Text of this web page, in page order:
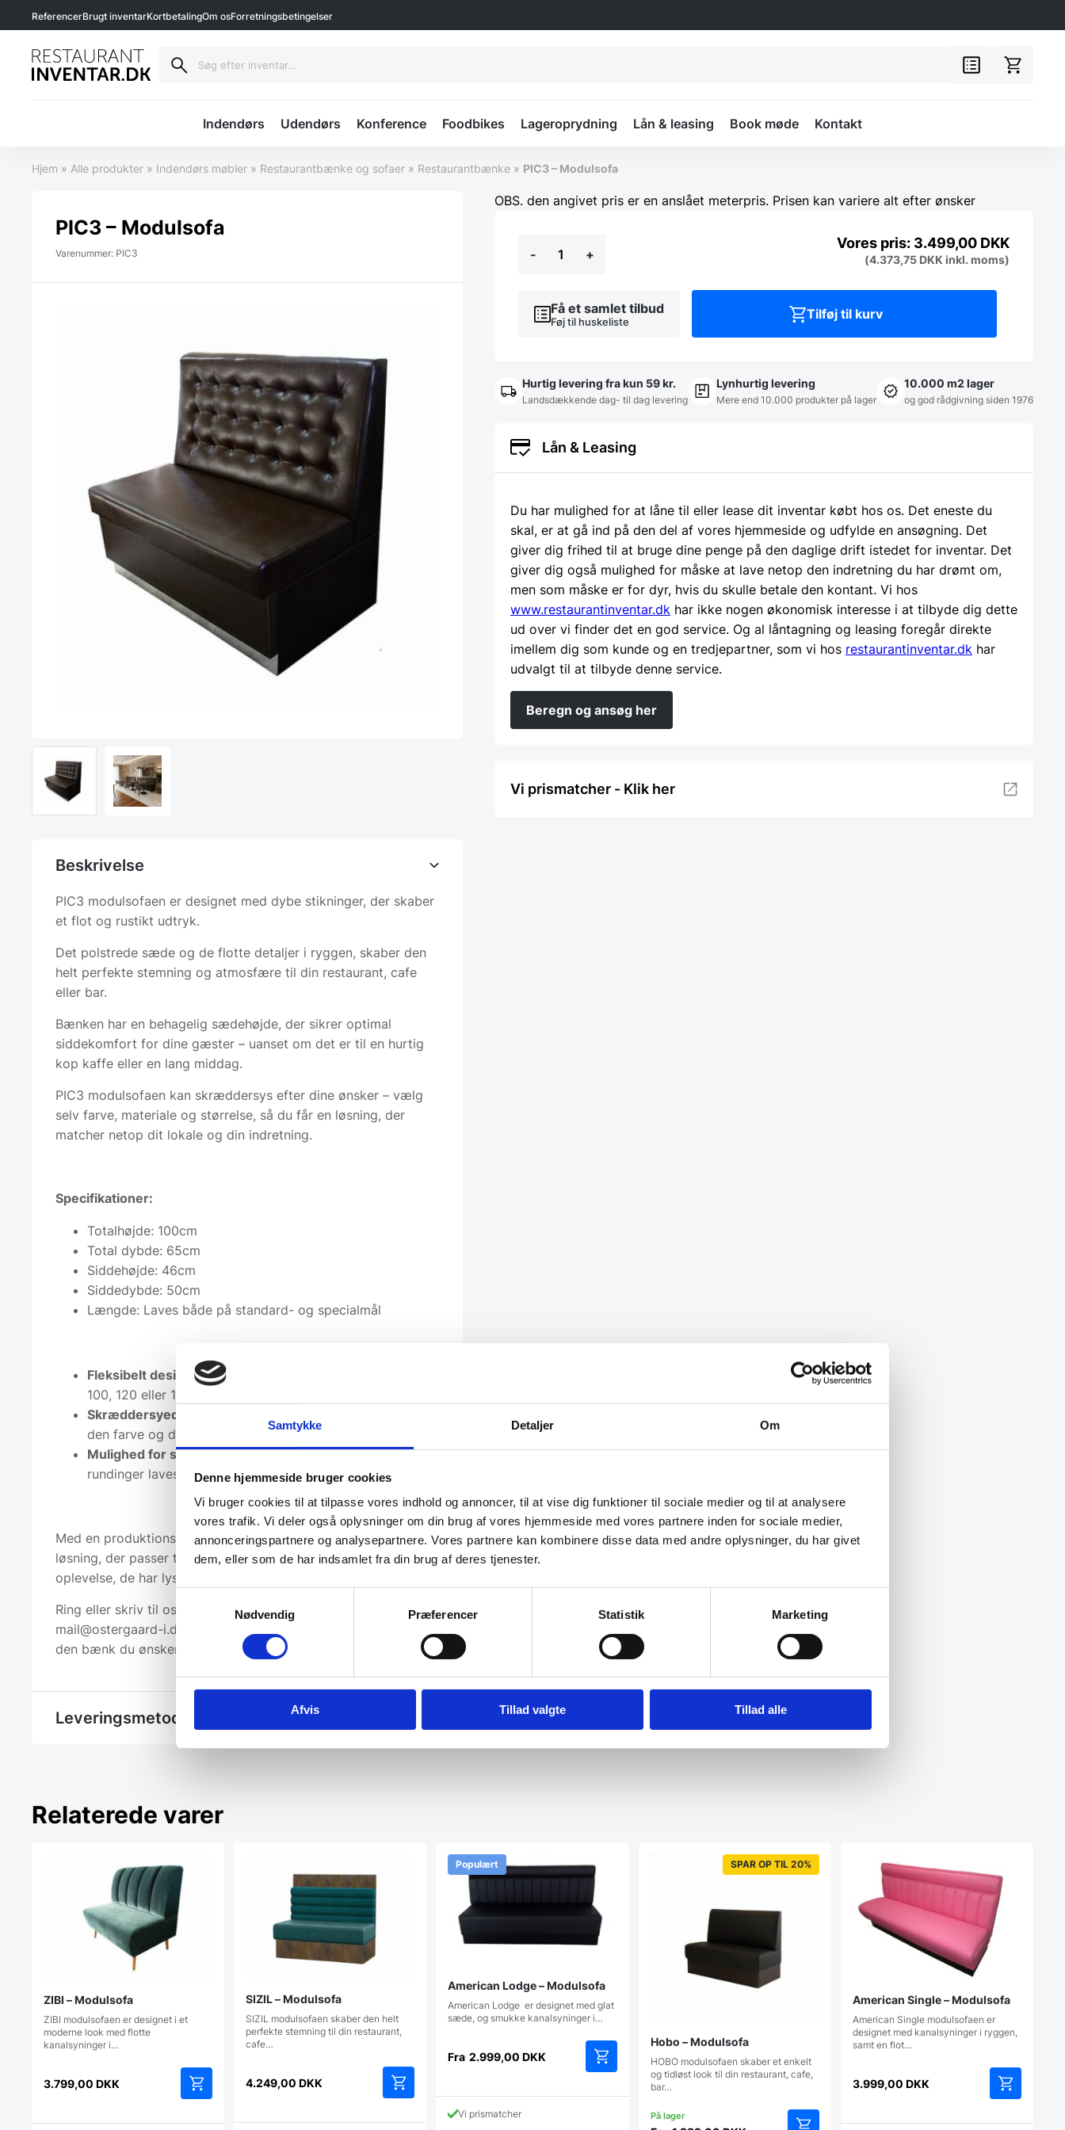
Samtykke Detaljer Om
Denne hjemmeside bruger cookies
Vi bruger cookies til at tilpasse vores indhold og annoncer, til at vise dig funktioner til sociale medier og til at analysere
vores trafik. Vi deler også oplysninger om din brug af vores hjemmeside med vores partnere inden for sociale medier,
annonceringspartnere og analysepartnere. Vores partnere kan kombinere disse data med andre oplysninger, du har givet
dem, eller som de har indsamlet fra din brug af deres tjenester.
Nødvendig
Præferencer Statistik Marketing
Afvis Tillad valgte Tillad alle
ReferencerBrugt inventarKortbetalingOm osForretningsbetingelser
Indendørs Udendørs Konference Foodbikes Lageroprydning Lån & leasing Book møde Kontakt
Hjem » Alle produkter » Indendørs møbler » Restaurantbænke og sofaer » Restaurantbænke » PIC3 – Modulsofa
PIC3 – Modulsofa
Varenummer: PIC3
Beskrivelse
PIC3 modulsofaen er designet med dybe stikninger, der skaber
et flot og rustikt udtryk.
Det polstrede sæde og de flotte detaljer i ryggen, skaber den
helt perfekte stemning og atmosfære til din restaurant, cafe
eller bar.
Bænken har en behagelig sædehøjde, der sikrer optimal
siddekomfort for dine gæster – uanset om det er til en hurtig
kop kaffe eller en lang middag.
PIC3 modulsofaen kan skræddersys efter dine ønsker – vælg
selv farve, materiale og størrelse, så du får en løsning, der
matcher netop dit lokale og din indretning.
Specifikationer:
Totalhøjde: 100cm
Total dybde: 65cm
Siddehøjde: 46cm
Siddedybde: 50cm
Længde: Laves både på standard- og specialmål
Fleksibelt design
– vælg mellem standardlængder på 80,
100, 120 eller 180 cm. eller specialmål efter ønske.
Skræddersyede løsninger
den farve og de mål du ønsker.
Mulighed for specialmoduler– hjørner, vinkler og
rundinger laves efter ønsker.
Med en produktionstid på ca. 4-6 uger leverer vi præcis den
løsning, der passer til dit koncept – og giver dine gæster en
oplevelse, de har lyst til at vende tilbage til.
Ring eller skriv til os på tlf.97153111 eller mail:
mail@ostergaard-i.dk, så giver vi dig et tilbud på lige nøjagtig
den bænk du ønsker dig.
Leveringsmetode
OBS. den angivet pris er en anslået meterpris. Prisen kan variere alt efter ønsker
- +
3.499,00 DKK
(4.373,75 DKK inkl. moms)
Få et samlet tilbud
Føj til huskeliste Tilføj til kurv
Hurtig levering fra kun 59 kr.
Landsdækkende dag- til dag levering
Lynhurtig levering
Mere end 10.000 produkter på lager
10.000 m2 lager
og god rådgivning siden 1976
Lån & Leasing
Du har mulighed for at låne til eller lease dit inventar købt hos os. Det eneste du
skal, er at gå ind på den del af vores hjemmeside og udfylde en ansøgning. Det
giver dig frihed til at bruge dine penge på den daglige drift istedet for inventar. Det
giver dig også mulighed for måske at lave netop den indretning du har drømt om,
men som måske er for dyr, hvis du skulle betale den kontant. Vi hos
www.restaurantinventar.dk har ikke nogen økonomisk interesse i at tilbyde dig dette
ud over vi finder det en god service. Og al låntagning og leasing foregår direkte
imellem dig som kunde og en tredjepartner, som vi hos restaurantinventar.dk har
udvalgt til at tilbyde denne service.
Beregn og ansøg her
Vi prismatcher - Klik her
Relaterede varer
ZIBI – Modulsofa
ZIBI modulsofaen er designet i et
moderne look med flotte
kanalsyninger i…
3.799,00 DKK
SIZIL – Modulsofa
SIZIL modulsofaen skaber den helt
perfekte stemning til din restaurant,
cafe…
4.249,00DKK
Populært
American Lodge – Modulsofa
American Lodge er designet med glat
sæde, og smukke kanalsyninger i…
Fra 2.999,00DKK
vare
Vi prismatcher
SPAR OP TIL 20%
Hobo – Modulsofa
HOBO modulsofaen skaber et enkelt
og tidløst look til din restaurant, cafe,
bar…
American Single – Modulsofa
American Single modulsofaen er
designet med kanalsyninger i ryggen,
samt en flot…
3.999,00 DKK